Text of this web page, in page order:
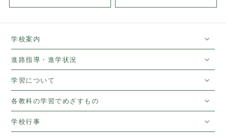
学校案内
進路指導・進学状況
学習について
各教科の学習でめざすもの
学校行事